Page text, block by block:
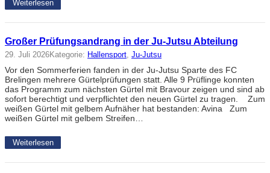
Weiterlesen
Großer Prüfungsandrang in der Ju-Jutsu Abteilung
29. Juli 2026Kategorie: Hallensport Ju-Jutsu
Vor den Sommerferien fanden in der Ju-Jutsu Sparte des FC
Brelingen mehrere Gürtelprüfungen statt. Alle 9 Prüflinge konnten
das Programm zum nächsten Gürtel mit Bravour zeigen und sind ab
sofort berechtigt und verpflichtet den neuen Gürtel zu tragen. Zum
weißen Gürtel mit gelbem Aufnäher hat bestanden: Avina Zum
weißen Gürtel mit gelbem Streifen…
Weiterlesen